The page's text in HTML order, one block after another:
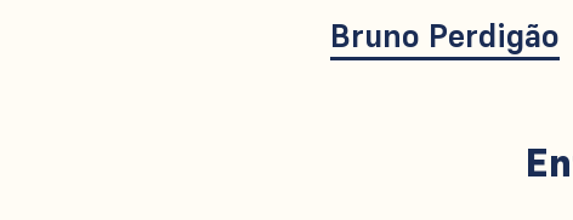
Bruno Perdigão